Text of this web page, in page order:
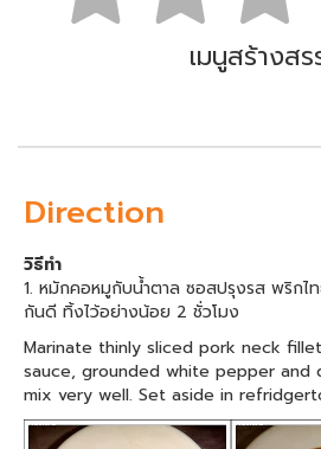
เมนูสร้างส
Direction
วิธีทำ
1. หมักคอหมูกับน้ำตาล ซอสปรุงรส พริกไท
กันดี ทิ้งไว้อย่างน้อย 2 ชั่วโมง
Marinate thinly sliced pork neck
sauce, grounded white pepper and
mix very well. Set aside in